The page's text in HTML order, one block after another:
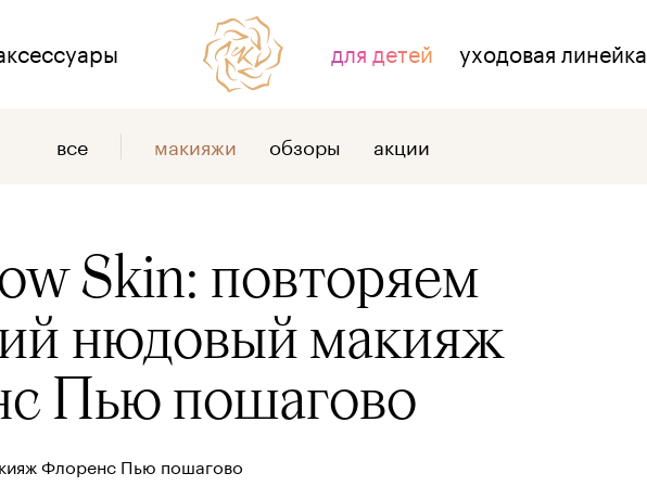
для детей уходовая линейка
оптовым клиентам
все макияжи обзоры акции
Skin: повторяем
нюдовый макияж
Пью пошагово